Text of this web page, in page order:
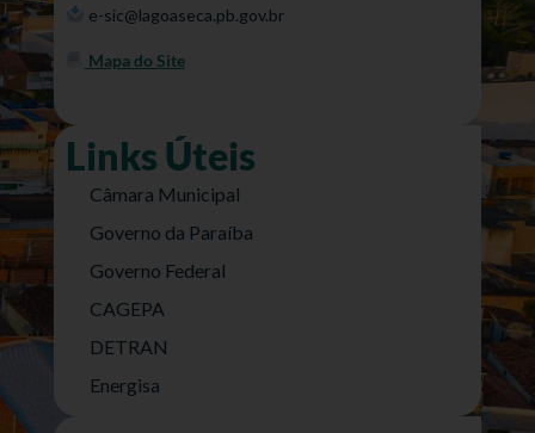
e-sic@lagoaseca.pb.gov.br
Mapa do Site
Links Úteis
Câmara Municipal
Governo da Paraíba
Governo Federal
CAGEPA
DETRAN
Energisa